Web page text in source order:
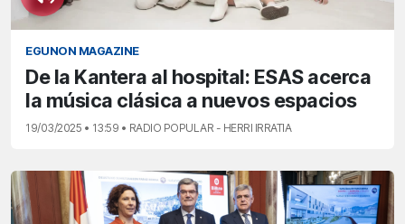
EGUNON MAGAZINE
De la Kantera al hospital: ESAS acerca
la música clásica a nuevos espacios
19/03/2025 • 13:59 • RADIO POPULAR - HERRI IRRATIA